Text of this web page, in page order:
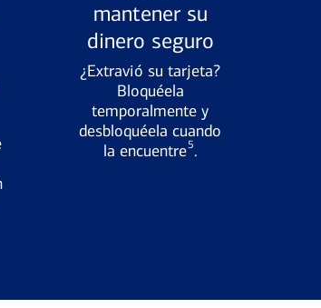
mantener su
dinero seguro
¿Extravió su tarjeta?
Bloquéela
temporalmente y
desbloquéela cuando
la encuentre5.